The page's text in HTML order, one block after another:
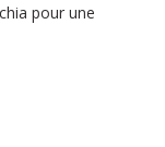
pour une